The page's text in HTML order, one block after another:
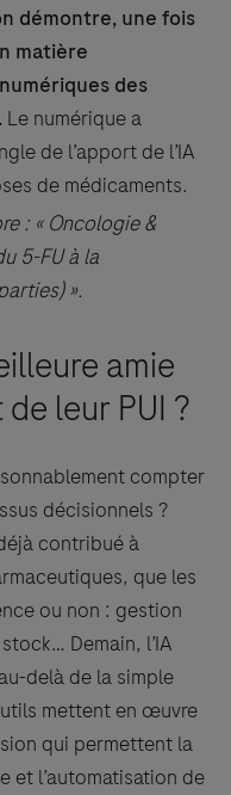
démontre, une fois
matière
des
Le numérique a
de l’apport de l’IA
de médicaments.
: « Oncologie &
5-FU à la
».
amie
leur PUI ?
compter
décisionnels ?
contribué à
que les
ou non : gestion
Demain, l’IA
delà de la simple
mettent en œuvre
qui permettent la
et l’automatisation de